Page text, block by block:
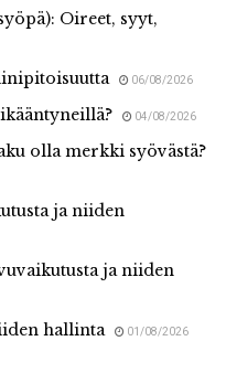
Oireet, syyt,
06/08/2026
04/08/2026
olla merkki syövästä?
ja niiden
ja niiden
hallinta 01/08/2026